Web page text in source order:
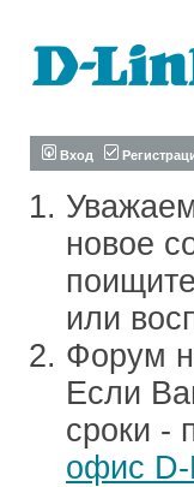
Вход
новое
или
Форум
Если
сроки -
офис D-